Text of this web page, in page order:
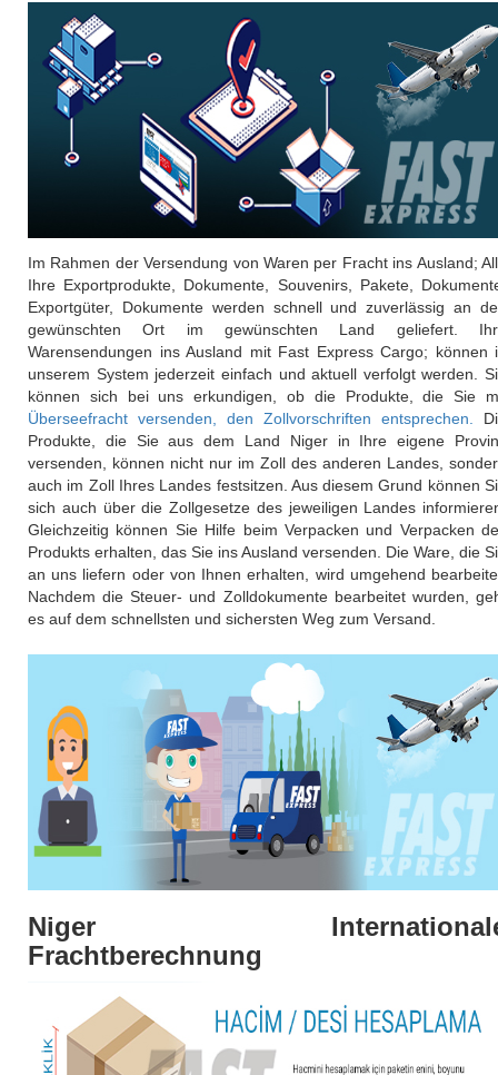
Im Rahmen der Versendung von Waren per Fracht ins Ausland;
Ihre Exportprodukte, Dokumente, Souvenirs, Pakete,
Exportgüter, Dokumente werden schnell und zuverlässig an
gewünschten Ort im gewünschten Land geliefert.
Warensendungen ins Ausland mit Fast Express Cargo; können
unserem System jederzeit einfach und aktuell verfolgt werden.
können sich bei uns erkundigen, ob die Produkte, die Sie
Überseefracht versenden, den Zollvorschriften entsprechen.
Produkte, die Sie aus dem Land Niger in Ihre eigene
versenden, können nicht nur im Zoll des anderen Landes,
auch im Zoll Ihres Landes festsitzen. Aus diesem Grund können
sich auch über die Zollgesetze des jeweiligen Landes
Gleichzeitig können Sie Hilfe beim Verpacken und Verpacken
Produkts erhalten, das Sie ins Ausland versenden. Die Ware, die
an uns liefern oder von Ihnen erhalten, wird umgehend
Nachdem die Steuer- und Zolldokumente bearbeitet wurden,
es auf dem schnellsten und sichersten Weg zum Versand.
Niger
Frachtberechnung